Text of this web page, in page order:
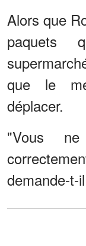
Alors que
paquets
que le
déplacer.
"Vous
demande-t-